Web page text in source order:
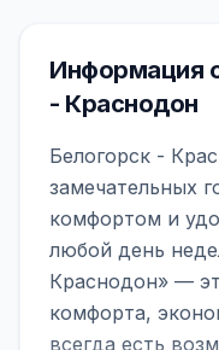
Информация
- Краснодон
Белогорск -
замечательных
комфортом и
любой день
Краснодон» —
комфорта,
всегда есть